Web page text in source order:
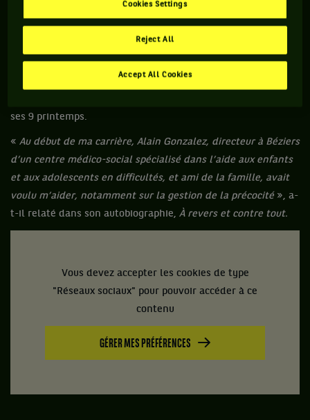
puis Adolfo Daniel Vallejo,
n match épique, Moïse Kouamé fait déjà les gros titres de
toute la presse. Pour ne pas avoir le cerveau tourneboulé par
la tornade médiatique, le nouveau chouchou du public
bénéficie, dans son staff, du vécu de Richard Gasquet.
ses 9 printemps.
« Au début de ma carrière, Alain Gonzalez, directeur à Béziers
d’un centre médico-social spécialisé dans l’aide aux enfants
et aux adolescents en difficultés, et ami de la famille, avait
voulu m’aider, notamment sur la gestion de la précocité », a-
t-il relaté dans son autobiographie, À revers et contre tout.
Vous devez accepter les cookies de type
"Réseaux sociaux" pour pouvoir accéder à ce
contenu
GÉRER MES PRÉFÉRENCES
Cookies Settings
Reject All
Accept All Cookies